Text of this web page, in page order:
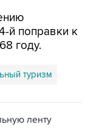
й поправки к
году.
туризм
ленту